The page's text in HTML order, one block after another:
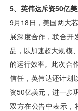
5、英伟达斥资50亿
9月18日，美国两大
展深度合作，联合开
品，以加速超大规模
的运行效率。此次合
信任，英伟达还计划
资50亿美元，进一步
双方在公告中表示，